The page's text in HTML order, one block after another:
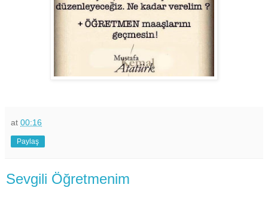
at 00:16
Paylaş
Sevgili Öğretmenim